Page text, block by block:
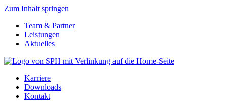
Zum Inhalt springen
Team & Partner
Leistungen
Aktuelles
Karriere
Downloads
Kontakt